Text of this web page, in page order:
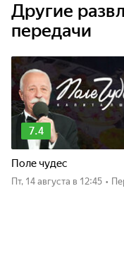
Другие
передачи
7.4
Поле чудес
пт, 14 августа в 12:45 •